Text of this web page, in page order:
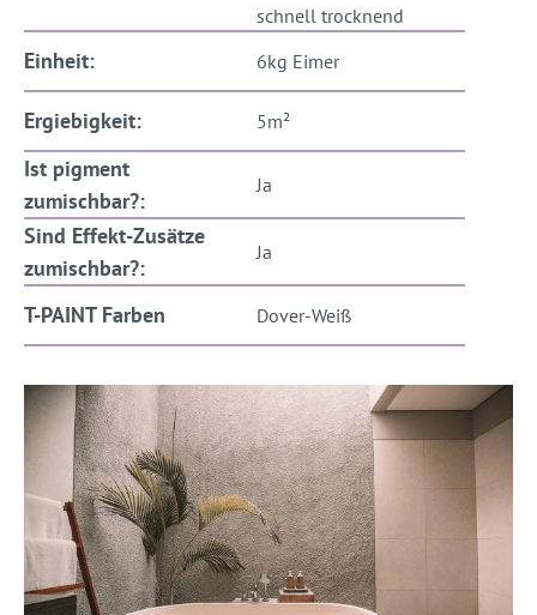
schnell trocknend
Einheit: 6kg Eimer
Ergiebigkeit: 5m²
Ist pigment
zumischbar?:
Ja
Sind Effekt-Zusätze
zumischbar?:
Ja
T-PAINT Farben Dover-Weiß